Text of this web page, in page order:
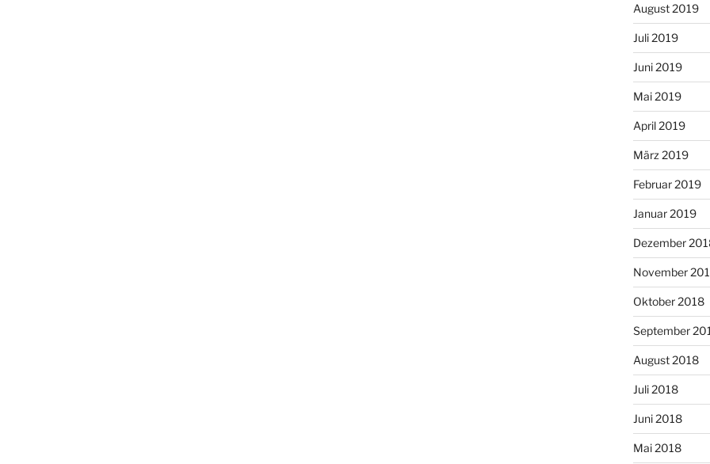
August 2019
Juli 2019
Juni 2019
Mai 2019
April 2019
März 2019
Februar 2019
Januar 2019
Dezember
November
Oktober 2018
September
August 2018
Juli 2018
Juni 2018
Mai 2018